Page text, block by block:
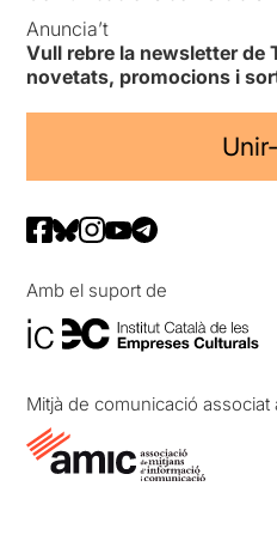
Anuncia’t
Vull rebre la newsletter de
novetats, promocions i
Amb el suport de
Mitjà de comunicació associat